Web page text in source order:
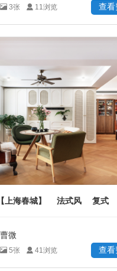
3张 11浏览 查看
【上海春城】 法式风 复式
曹微
5张 41浏览 查看